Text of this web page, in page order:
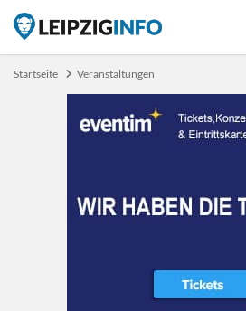
Startseite Veranstaltungen